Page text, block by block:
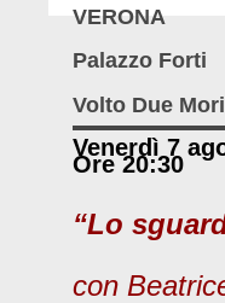
VERONA
Palazzo Forti
Volto Due
Venerdì 7
Ore 20:30
“Lo
con